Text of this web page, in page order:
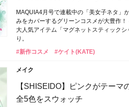
MAQUIA4月号で連載中の「美女子ネタ」
みをカバーするグリーンコスメが大豊作
大人気アイテム「マグネットスティック
り。
#新作コスメ
#ケイト(KATE)
メイク
【SHISEIDO】ピンクがテーマ
全5色をスウォッチ